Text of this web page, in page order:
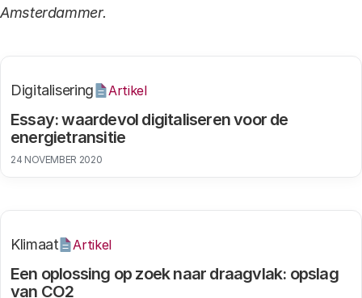
Amsterdammer.
Essay: waardevol digitaliseren voor de
energietransitie
Digitalisering Artikel
24 NOVEMBER 2020
Een oplossing op zoek naar draagvlak: opslag
van CO2
Klimaat Artikel